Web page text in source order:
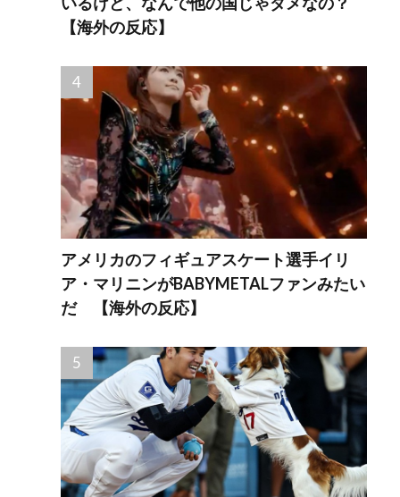
【海外の反応】
アメリカのフィギュアスケート選手イリ
ア・マリニンがBABYMETALファンみたい
だ 【海外の反応】